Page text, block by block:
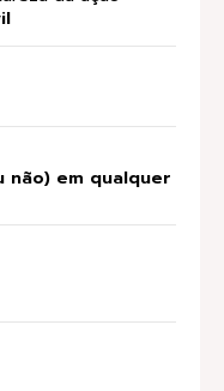
não) em qualquer